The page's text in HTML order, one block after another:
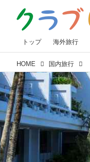
トップ 海外旅行
HOME 国内旅行